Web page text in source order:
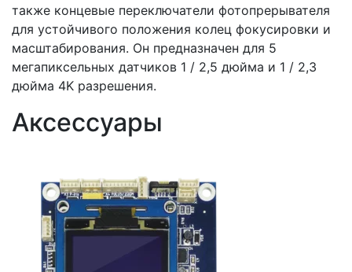
также концевые переключатели фотопрерывателя
для устойчивого положения колец фокусировки и
масштабирования. Он предназначен для 5
мегапиксельных датчиков 1 / 2,5 дюйма и 1 / 2,3
дюйма 4K разрешения.
Аксессуары